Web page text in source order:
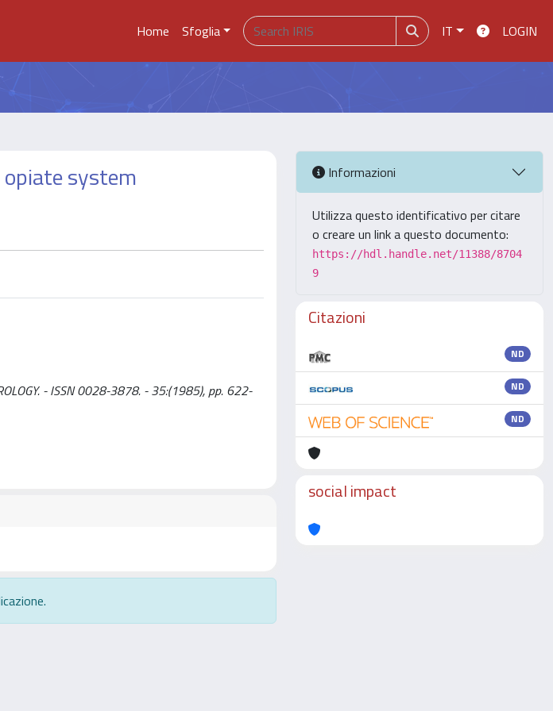
Home Sfoglia IT LOGIN
system
- ISSN 0028-3878. - 35:(1985), pp. 622-
Informazioni
Utilizza questo identificativo per citare
o creare un link a questo documento:
https://hdl.handle.net/11388/8704
9
Citazioni
ND
ND
ND
social impact